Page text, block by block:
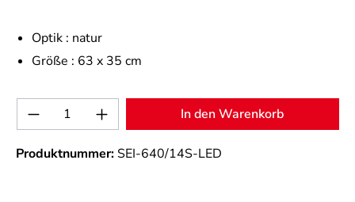
Optik : natur
Größe : 63 x 35 cm
Produkt Anzahl: Gib den gewünschten
In den Warenkorb
Produktnummer: SEI-640/14S-LED